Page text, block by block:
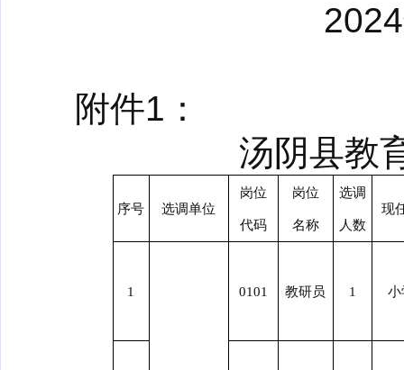
附件1：
汤阴县教
序号 选调单位
岗位
代码
岗位
名称
选调
人数
现
1 0101 教研员 1 小